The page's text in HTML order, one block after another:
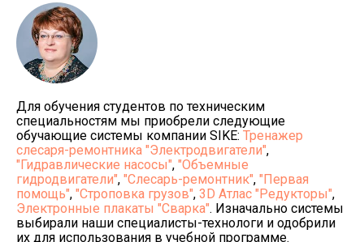
Для обучения студентов по техническим
специальностям мы приобрели следующие
обучающие системы компании SIKE: Тренажер
слесаря-ремонтника "Электродвигатели",
"Гидравлические насосы", "Объемные
гидродвигатели", "Слесарь-ремонтник", "Первая
помощь", "Строповка грузов", 3D Атлас "Редукторы",
Электронные плакаты "Сварка". Изначально системы
выбирали наши специалисты-технологи и одобрили
их для использования в учебной программе.